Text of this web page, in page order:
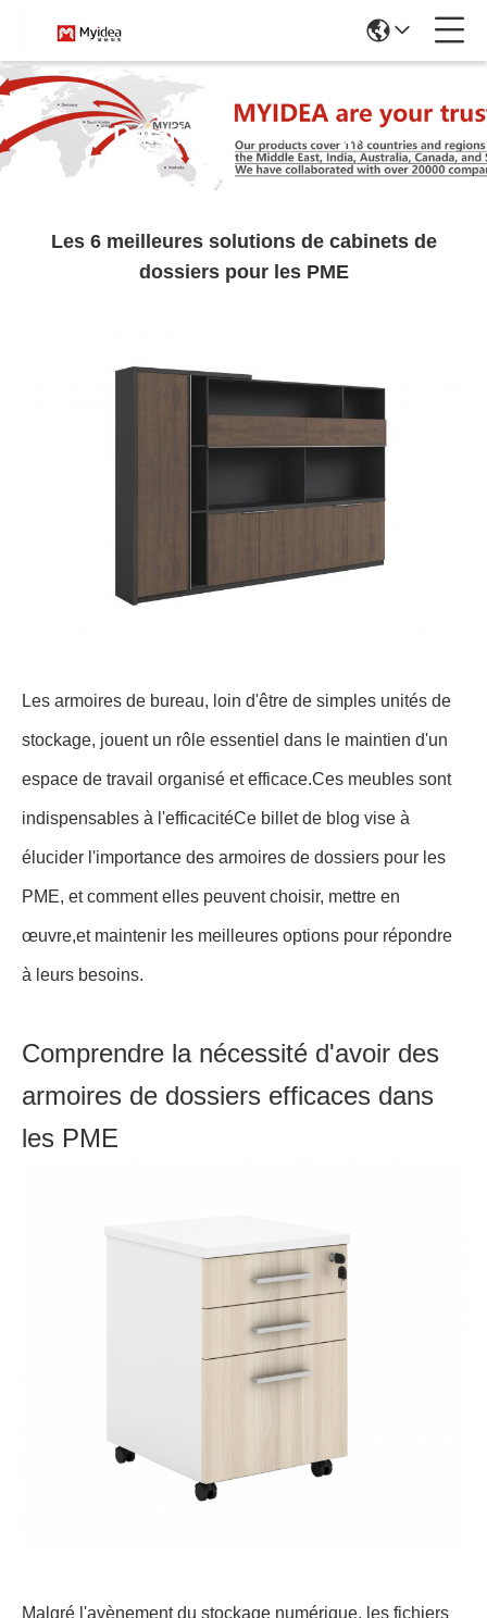
Détails De L'actualité
Les 6 meilleures solutions de cabinets de
dossiers pour les PME
Les armoires de bureau, loin d'être de simples unités de
stockage, jouent un rôle essentiel dans le maintien d'un
espace de travail organisé et efficace.Ces meubles sont
indispensables à l'efficacitéCe billet de blog vise à
élucider l'importance des armoires de dossiers pour les
PME, et comment elles peuvent choisir, mettre en
œuvre,et maintenir les meilleures options pour répondre
à leurs besoins.
Comprendre la nécessité d'avoir des
armoires de dossiers efficaces dans
les PME
Malgré l'avènement du stockage numérique, les fichiers